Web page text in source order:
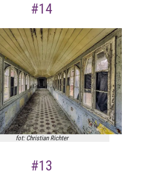
#14
fot: Christian Richter
#13